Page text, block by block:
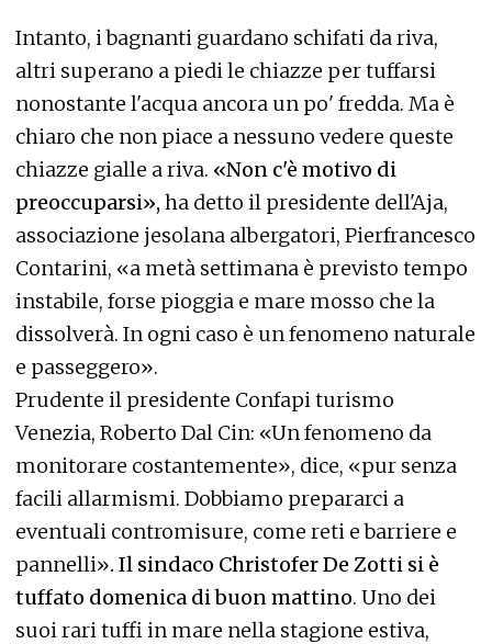
Intanto, i bagnanti guardano schifati da riva,
altri superano a piedi le chiazze per tuffarsi
nonostante l'acqua ancora un po' fredda. Ma è
chiaro che non piace a nessuno vedere queste
chiazze gialle a riva. «Non c'è motivo di
preoccuparsi», ha detto il presidente dell'Aja,
associazione jesolana albergatori, Pierfrancesco
Contarini, «a metà settimana è previsto tempo
instabile, forse pioggia e mare mosso che la
dissolverà. In ogni caso è un fenomeno naturale
e passeggero».
Prudente il presidente Confapi turismo
Venezia, Roberto Dal Cin: «Un fenomeno da
monitorare costantemente», dice, «pur senza
facili allarmismi. Dobbiamo prepararci a
eventuali contromisure, come reti e barriere e
pannelli». Il sindaco Christofer De Zotti si è
tuffato domenica di buon mattino. Uno dei
suoi rari tuffi in mare nella stagione estiva,